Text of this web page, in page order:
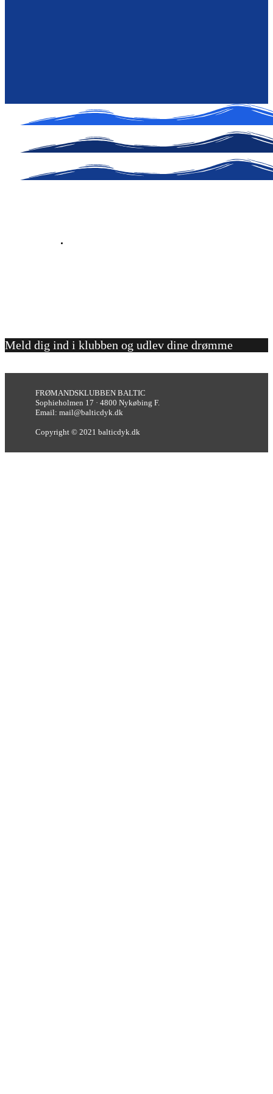
Meld dig ind i klubben og udlev dine drømme
FRØMANDSKLUBBEN BALTIC
Sophieholmen 17 · 4800 Nykøbing F.
Email: mail@balticdyk.dk
Copyright © 2021 balticdyk.dk